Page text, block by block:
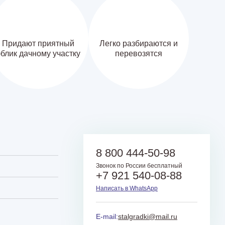
Придают приятный
дачному участку
Легко разбираются и
перевозятся
8 800 444-50-98
Звонок по России бесплатный
+7 921 540-08-88
Написать в WhatsApp
E-mail:stalgradki@mail.ru